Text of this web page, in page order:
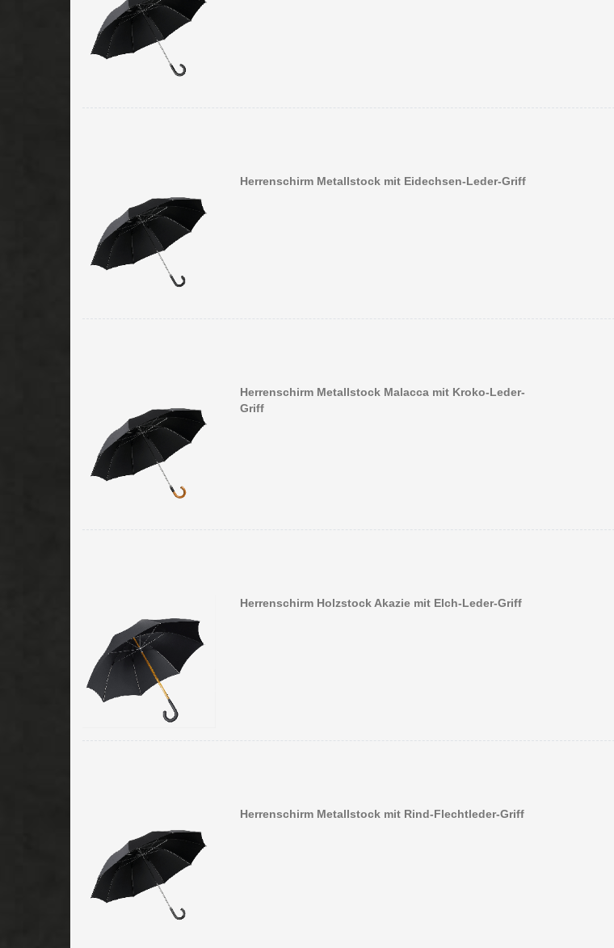
Herrenschirm Metallstock mit Eidechsen-Leder-Griff
Herrenschirm Metallstock Malacca mit Kroko-Leder-
Griff
Herrenschirm Holzstock Akazie mit Elch-Leder-Griff
Herrenschirm Metallstock mit Rind-Flechtleder-Griff